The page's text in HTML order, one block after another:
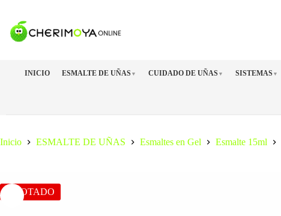
contenido
INICIO ESMALTE DE UÑAS ▼ CUIDADO DE UÑAS ▼ SISTEMAS ▼
Inicio ESMALTE DE UÑAS Esmaltes en Gel Esmalte 15ml
AGOTADO